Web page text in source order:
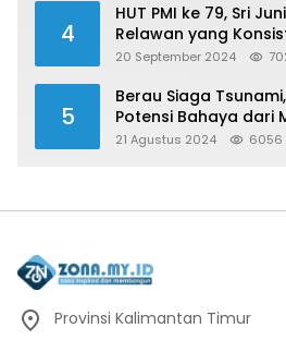
4
HUT PMI ke 79, Sri
Relawan yang
20 September 2024
5
Berau Siaga
Potensi Bahaya dari
Sulawesi
21 Agustus 2024 6056
Provinsi Kalimantan Timur